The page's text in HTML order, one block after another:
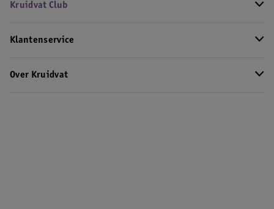
Kruidvat Club
Klantenservice
Over Kruidvat